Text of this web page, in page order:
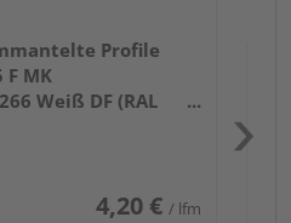
Profile
MK
Weiß DF (RAL
4,20 € / lfm